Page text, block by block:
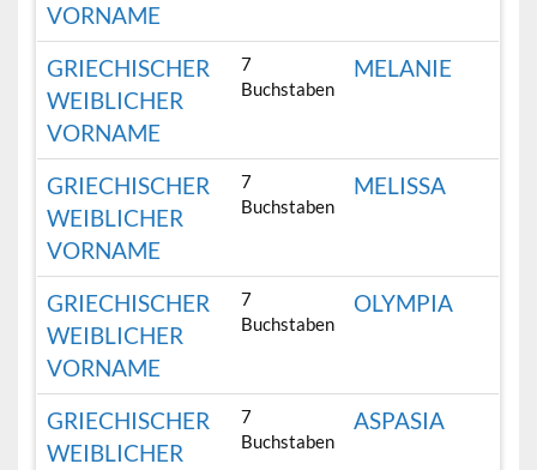
VORNAME
GRIECHISCHER
WEIBLICHER
VORNAME
7
Buchstaben
MELANIE
GRIECHISCHER
WEIBLICHER
VORNAME
7
Buchstaben
MELISSA
GRIECHISCHER
WEIBLICHER
VORNAME
7
Buchstaben
OLYMPIA
GRIECHISCHER
WEIBLICHER
7
Buchstaben
ASPASIA